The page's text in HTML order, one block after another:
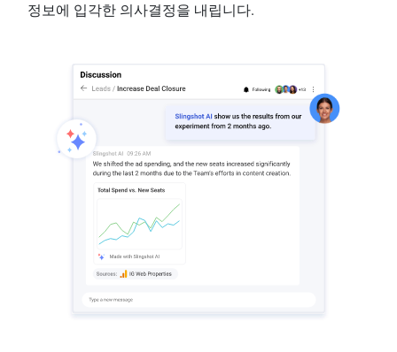
정보에 입각한 의사결정을 내립니다.